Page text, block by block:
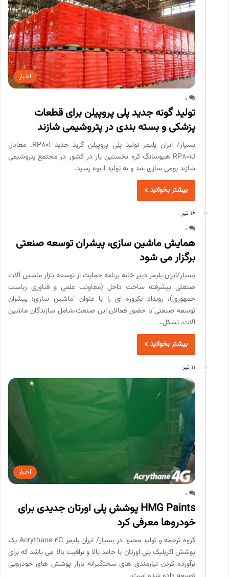
اخبار
0
تولید گونه جدید پلی پروپیلن برای قطعات
پزشکی و بسته بندی در پتروشیمی شازند
بسپار/ ایران پلیمر تولید پلی پروپیلن گرید جدید RP801، معادل
RP801J هیوسانگ کره نخستین بار در کشور در مجتمع پتروشیمی
شازند بومی سازی شد و به تولید انبوه رسید.
بیشتر بخوانید »
16 تیر
0
همایش ماشین سازی، پیشران توسعه صنعتی
برگزار می شود
بسپار/ایران پلیمر دبیر خانه برنامه حمایت از توسعه بازار ماشین آلات
صنعتی پیشرفته ساخت داخل (معاونت علمی و فناوری ریاست
جمهوری)، رویداد یکروزه ای را با عنوان "ماشین سازی؛ پیشران
توسعه صنعتی"با حضور فعالان این صنعت،شامل سازندگان ماشین
آلات، تشکل…
بیشتر بخوانید »
11 تیر
اخبار
0
HMG Paints پوشش پلی اورتان جدیدی برای
خودروها معرفی کرد
گروه ترجمه و تولید محتوا در بسپار/ ایران پلیمر Acrythane 4G یک
پوشش اکریلیک پلی اورتان با جامد بالا و براقیت بالا می باشد که برای
برآورده کردن نیازمندی های سختگیرانه بازار پوشش های خودرویی